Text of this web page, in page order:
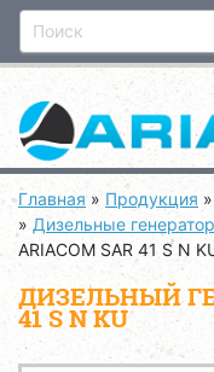
Главная » Продукция »
» Дизельные
ARIACOM SAR 41 S N
ДИЗЕЛЬНЫЙ
41 S N KU